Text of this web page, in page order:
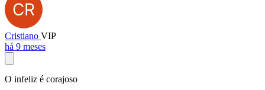
Cristiano VIP
há 9 meses
O infeliz é corajoso